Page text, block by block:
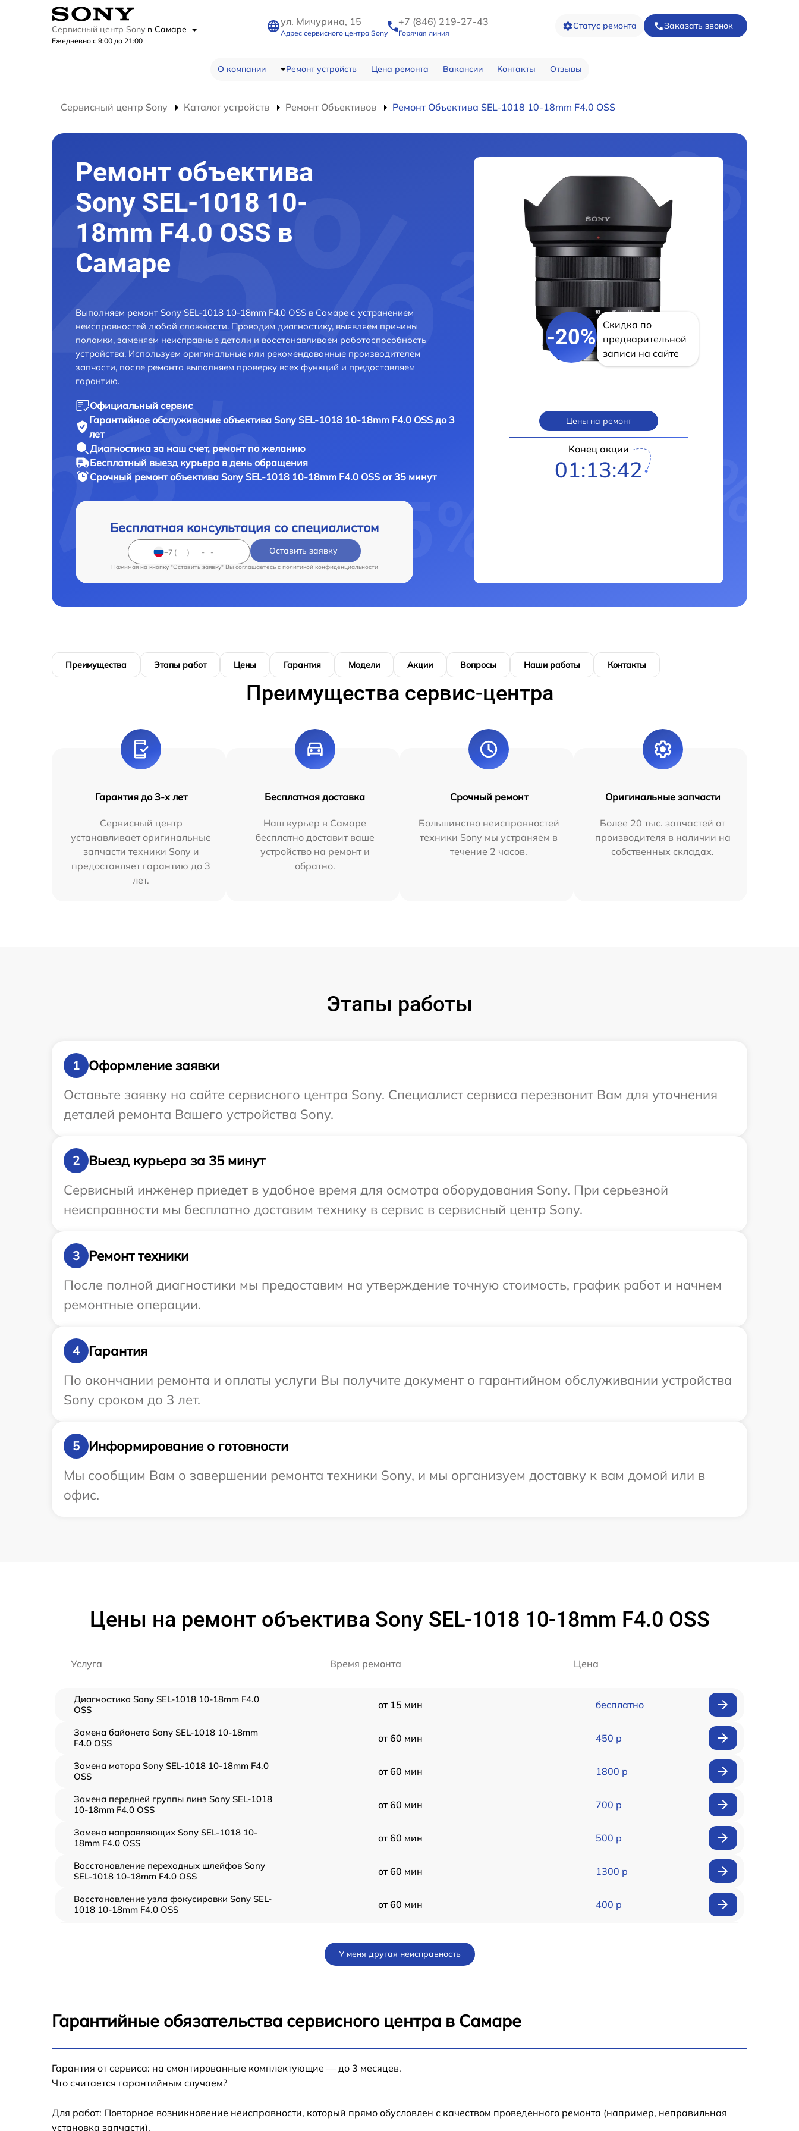
Сервисный центр Sony в Самаре
Ежедневно с 9:00 до 21:00
ул. Мичурина, 15
Адрес сервисного центра Sony
+7 (846) 219-27-43
Горячая линия
Статус ремонта Заказать звонок
О компании Ремонт устройств Цена ремонта Вакансии Контакты Отзывы
Сервисный центр Sony Каталог устройств Ремонт Объективов Ремонт Объектива SEL-1018 10-18mm F4.0 OSS
Ремонт объектива
Sony SEL-1018 10-
18mm F4.0 OSS в
Самаре
Выполняем ремонт Sony SEL-1018 10-18mm F4.0 OSS в Самаре с устранением
неисправностей любой сложности. Проводим диагностику, выявляем причины
поломки, заменяем неисправные детали и восстанавливаем работоспособность
устройства. Используем оригинальные или рекомендованные производителем
запчасти, после ремонта выполняем проверку всех функций и предоставляем
гарантию.
Официальный сервис
Гарантийное обслуживание объектива Sony SEL-1018 10-18mm F4.0 OSS до 3
лет
Диагностика за наш счет, ремонт по желанию
Бесплатный выезд курьера в день обращения
Срочный ремонтобъектива Sony SEL-1018 10-18mm F4.0 OSS от 35 минут
Бесплатная консультация со специалистом
Оставить заявку
Нажимая на кнопку "Оставить заявку" Вы соглашаетесь c политикой конфиденциальности
-20%
Скидка по
предварительной
записи на сайте
Цены на ремонт
Конец акции
01:13:41
Преимущества Этапы работ Цены Гарантия Модели Акции Вопросы Наши работы Контакты
Преимущества сервис-центра
Гарантия до 3-х лет
Сервисный центр
устанавливает оригинальные
запчасти техники Sony и
предоставляет гарантию до 3
лет.
Бесплатная доставка
Наш курьер в Самаре
бесплатно доставит ваше
устройство на ремонт и
обратно.
Срочный ремонт
Большинство неисправностей
техники Sony мы устраняем в
течение 2 часов.
Оригинальные запчасти
Более 20 тыс. запчастей от
производителя в наличии на
собственных складах.
Этапы работы
1
Оформление заявки
Оставьте заявку на сайте сервисного центра Sony. Специалист сервиса перезвонит Вам для уточнения
деталей ремонта Вашего устройства Sony.
2
Выезд курьера за 35 минут
Сервисный инженер приедет в удобное время для осмотра оборудования Sony. При серьезной
неисправности мы бесплатно доставим технику в сервис в сервисный центр Sony.
3
Ремонт техники
После полной диагностики мы предоставим на утверждение точную стоимость, график работ и начнем
ремонтные операции.
4
Гарантия
По окончании ремонта и оплаты услуги Вы получите документ о гарантийном обслуживании устройства
Sony сроком до 3 лет.
5
Информирование о готовности
Мы сообщим Вам о завершении ремонта техники Sony, и мы организуем доставку к вам домой или в
офис.
Цены на ремонт объектива Sony SEL-1018 10-18mm F4.0 OSS
Услуга Время ремонта Цена
Диагностика Sony SEL-1018 10-18mm F4.0
OSS
от 15 мин бесплатно
Замена байонета Sony SEL-1018 10-18mm
F4.0 OSS
от 60 мин 450 р
Замена мотора Sony SEL-1018 10-18mm F4.0
OSS
от 60 мин 1800 р
Замена передней группы линз Sony SEL-1018
10-18mm F4.0 OSS
от 60 мин 700 р
Замена направляющих Sony SEL-1018 10-
18mm F4.0 OSS
от 60 мин 500 р
Восстановление переходных шлейфов Sony
SEL-1018 10-18mm F4.0 OSS
от 60 мин 1300 р
Восстановление узла фокусировки Sony SEL-
1018 10-18mm F4.0 OSS
от 60 мин 400 р
Обновление ПО Sony SEL-1018 10-18mm F4.0
от 60 мин
F4.0 OSS
У меня другая неисправность
Гарантийные обязательства сервисного центра в Самаре
Гарантия от сервиса: на смонтированные комплектующие — до 3 месяцев.
Что считается гарантийным случаем?
Для работ: Повторное возникновение неисправности, который прямо обусловлен с качеством проведенного ремонта (например, неправильная
установка запчасти).